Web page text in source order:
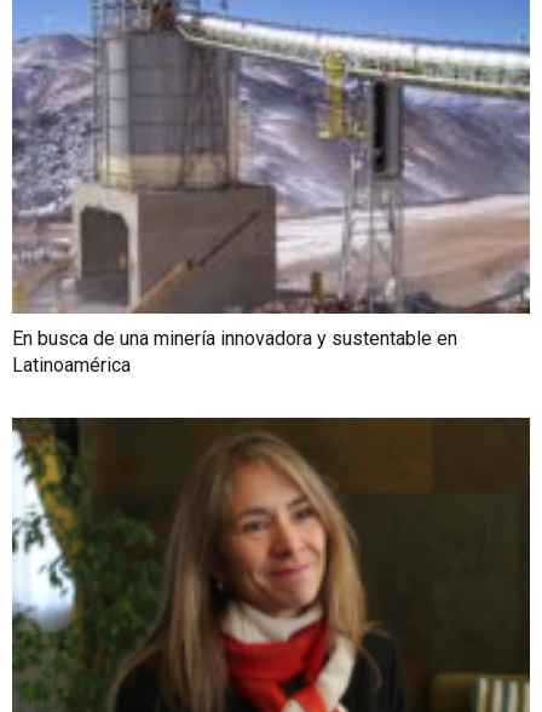
En busca de una minería innovadora y sustentable en
Latinoamérica